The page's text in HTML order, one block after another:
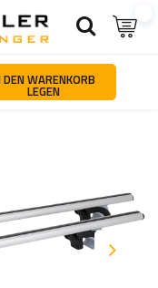
Dachträger
DEN WARENKORB
LEGEN